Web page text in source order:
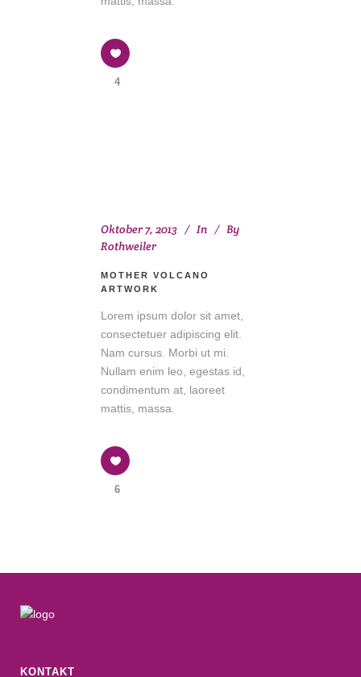
4
Oktober 7, 2013 In
By
Rothweiler
MOTHER VOLCANO
ARTWORK
Lorem ipsum dolor sit amet,
consectetuer adipiscing elit.
Nam cursus. Morbi ut mi.
Nullam enim leo, egestas id,
condimentum at, laoreet
mattis, massa.
6
KONTAKT